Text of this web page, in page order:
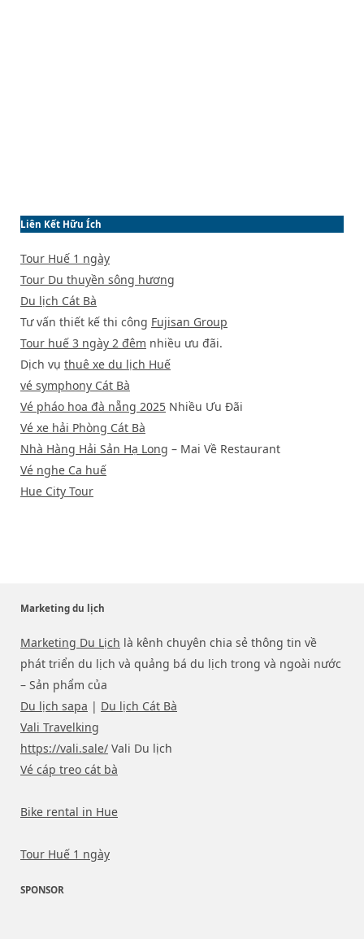
Liên Kết Hữu Ích
Tour Huế 1 ngày
Tour Du thuyền sông hương
Du lịch Cát Bà
Tư vấn thiết kế thi công Fujisan Group
Tour huế 3 ngày 2 đêm nhiều ưu đãi.
Dịch vụ thuê xe du lịch Huế
vé symphony Cát Bà
Vé pháo hoa đà nẵng 2025 Nhiều Ưu Đãi
Vé xe hải Phòng Cát Bà
Nhà Hàng Hải Sản Hạ Long – Mai Về Restaurant
Vé nghe Ca huế
Hue City Tour
Marketing du lịch
Marketing Du Lịch là kênh chuyên chia sẻ thông tin về
phát triển du lịch và quảng bá du lịch trong và ngoài nước
– Sản phẩm của
Du lịch sapa | Du lịch Cát Bà
Vali Travelking
https://vali.sale/ Vali Du lịch
Vé cáp treo cát bà
Bike rental in Hue
Tour Huế 1 ngày
SPONSOR